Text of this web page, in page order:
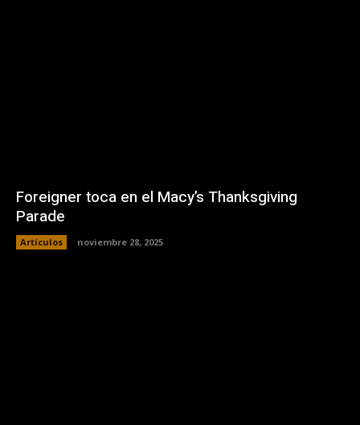
Foreigner toca en el Macy’s Thanksgiving
Parade
Artículos noviembre 28, 2025